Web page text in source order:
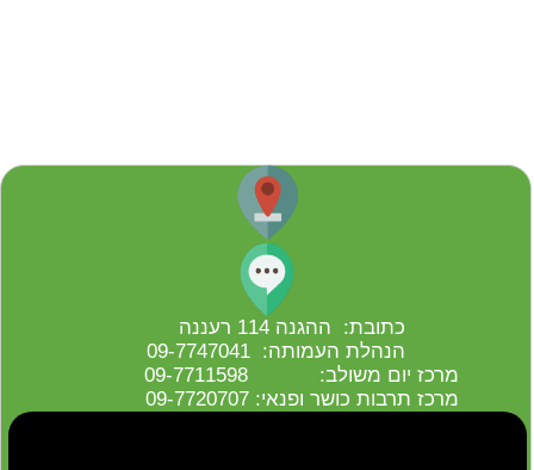
כתובת: ההגנה 114 רעננה
הנהלת העמותה: 09-7747041
מרכז יום משולב: 09-7711598
מרכז תרבות כושר ופנאי: 09-7720707